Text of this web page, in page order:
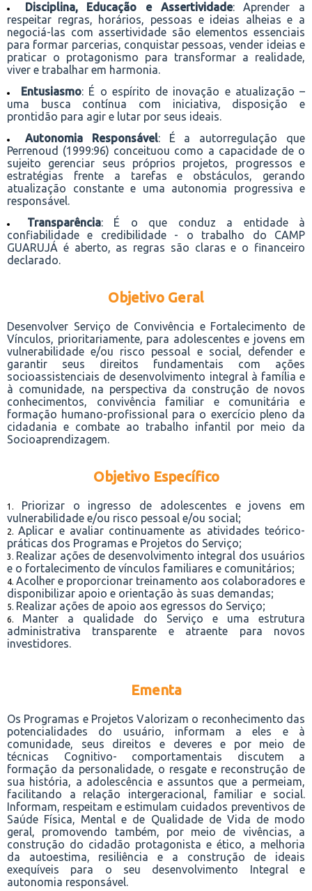
Disciplina, Educação e Assertividade: Aprender a
respeitar regras, horários, pessoas e ideias alheias e a
negociá-las com assertividade são elementos essenciais
para formar parcerias, conquistar pessoas, vender ideias e
praticar o protagonismo para transformar a realidade,
viver e trabalhar em harmonia.
Entusiasmo: É o espírito de inovação e atualização –
uma busca contínua com iniciativa, disposição e
prontidão para agir e lutar por seus ideais.
Autonomia Responsável: É a autorregulação que
Perrenoud (1999:96) conceituou como a capacidade de o
sujeito gerenciar seus próprios projetos, progressos e
estratégias frente a tarefas e obstáculos, gerando
atualização constante e uma autonomia progressiva e
responsável.
Transparência: É o que conduz a entidade à
confiabilidade e credibilidade - o trabalho do CAMP
GUARUJÁ é aberto, as regras são claras e o financeiro
declarado.
Objetivo Geral
Desenvolver Serviço de Convivência e Fortalecimento de
Vínculos, prioritariamente, para adolescentes e jovens em
vulnerabilidade e/ou risco pessoal e social, defender e
garantir seus direitos fundamentais com ações
socioassistenciais de desenvolvimento integral à família e
à comunidade, na perspectiva da construção de novos
conhecimentos, convivência familiar e comunitária e
formação humano-profissional para o exercício pleno da
cidadania e combate ao trabalho infantil por meio da
Socioaprendizagem.
Objetivo Específico
Priorizar o ingresso de adolescentes e jovens em
vulnerabilidade e/ou risco pessoal e/ou social;
Aplicar e avaliar continuamente as atividades teórico-
práticas dos Programas e Projetos do Serviço;
Realizar ações de desenvolvimento integral dos usuários
e o fortalecimento de vínculos familiares e comunitários;
Acolher e proporcionar treinamento aos colaboradores e
disponibilizar apoio e orientação às suas demandas;
Realizar ações de apoio aos egressos do Serviço;
Manter a qualidade do Serviço e uma estrutura
administrativa transparente e atraente para novos
investidores.
Ementa
Os Programas e Projetos Valorizam o reconhecimento das
potencialidades do usuário, informam a eles e à
comunidade, seus direitos e deveres e por meio de
técnicas Cognitivo- comportamentais discutem a
formação da personalidade, o resgate e reconstrução de
sua história, a adolescência e assuntos que a permeiam,
facilitando a relação intergeracional, familiar e social.
Informam, respeitam e estimulam cuidados preventivos de
Saúde Física, Mental e de Qualidade de Vida de modo
geral, promovendo também, por meio de vivências, a
construção do cidadão protagonista e ético, a melhoria
da autoestima, resiliência e a construção de ideais
exequíveis para o seu desenvolvimento Integral e
autonomia responsável.